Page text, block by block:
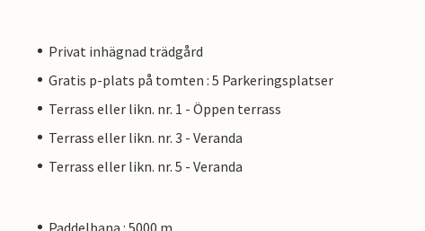
Privat inhägnad trädgård
Gratis p-plats på tomten : 5 Parkeringsplatser
Terrass eller likn. nr. 1 - Öppen terrass
Terrass eller likn. nr. 3 - Veranda
Terrass eller likn. nr. 5 - Veranda
Paddelbana : 5000 m